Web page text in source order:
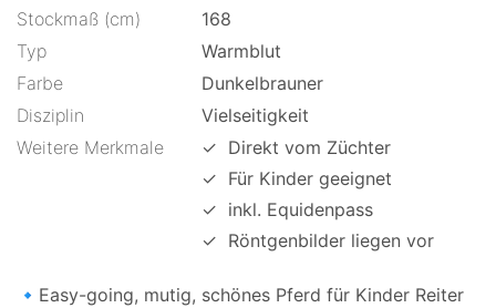
Stockmaß (cm)
168
Typ
Warmblut
Farbe
Dunkelbrauner
Disziplin
Vielseitigkeit
Weitere Merkmale
✓ Direkt vom Züchter
✓ Für Kinder geeignet
✓ inkl. Equidenpass
✓ Röntgenbilder liegen vor
🔹Easy-going, mutig, schönes Pferd für Kinder Reiter